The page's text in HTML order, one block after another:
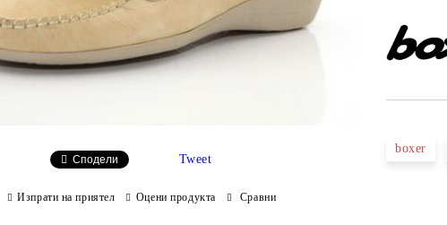
boxer
Сподели Tweet
Изпрати на приятел Оцени продукта Сравни